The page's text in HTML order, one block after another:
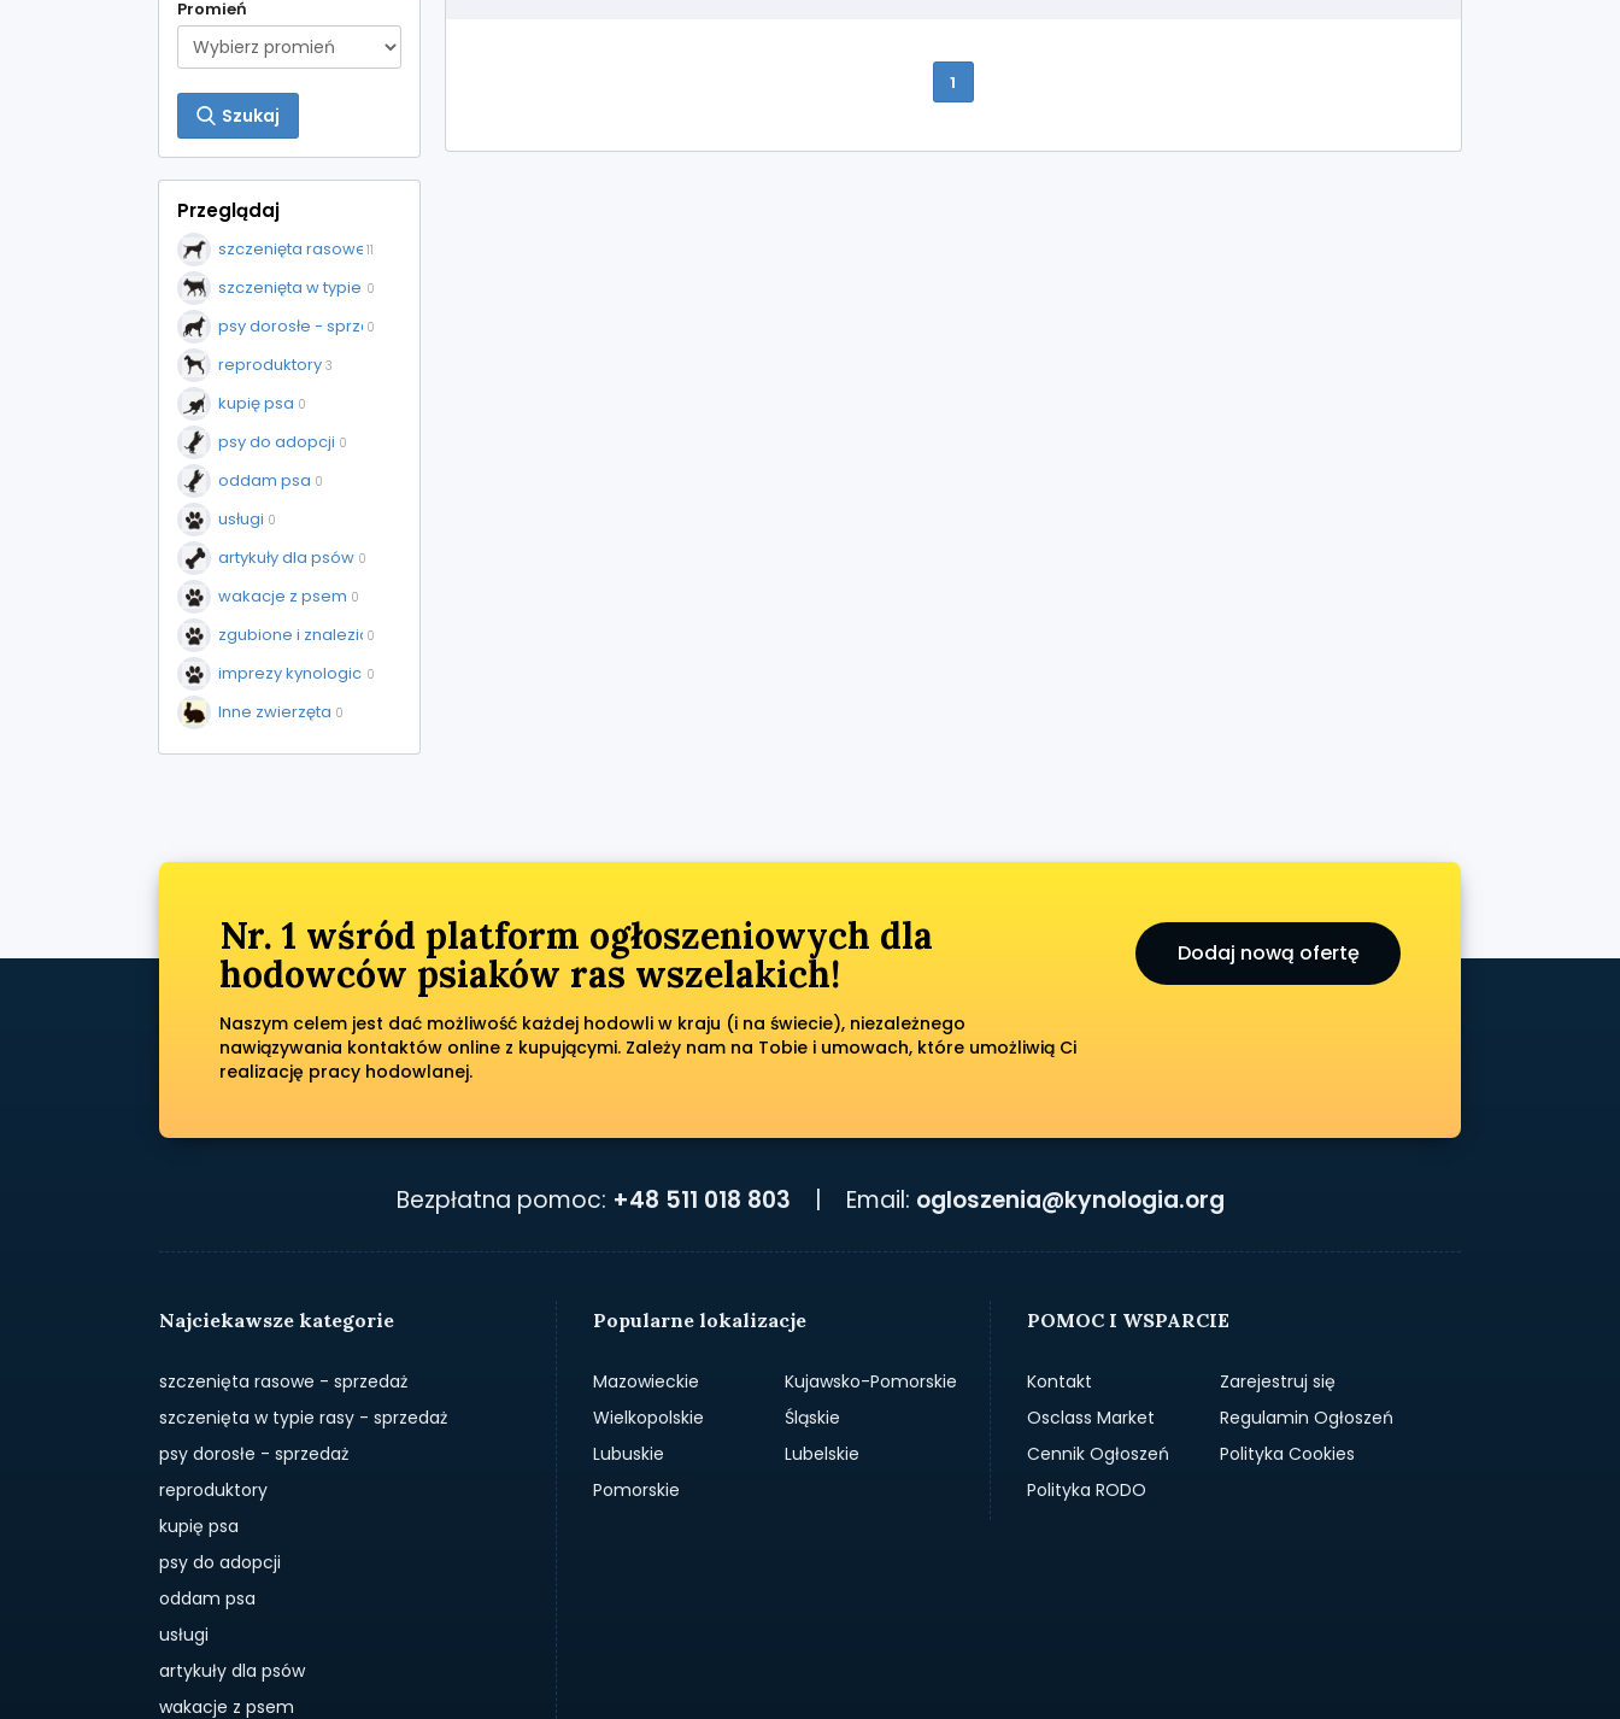
Promień
Szukaj
Przeglądaj
szczenięta rasowe - sprzedaż
11
szczenięta w typie rasy - sprzedaż
0
psy dorosłe - sprzedaż
0
reproduktory 3
kupię psa 0
psy do adopcji 0
oddam psa 0
usługi 0
artykuły dla psów 0
wakacje z psem 0
zgubione i znalezione
0
imprezy kynologiczne
0
Inne zwierzęta 0
1
Nr. 1 wśród platform ogłoszeniowych dla
hodowców psiaków ras wszelakich!
Naszym celem jest dać możliwość każdej hodowli w kraju (i na świecie), niezależnego
nawiązywania kontaktów online z kupującymi. Zależy nam na Tobie i umowach, które umożliwią Ci
realizację pracy hodowlanej.
Dodaj nową ofertę
Bezpłatna pomoc: +48 511 018 803 Email: ogloszenia@kynologia.org
Najciekawsze kategorie
szczenięta rasowe - sprzedaż
szczenięta w typie rasy - sprzedaż
psy dorosłe - sprzedaż
reproduktory
kupię psa
psy do adopcji
oddam psa
usługi
artykuły dla psów
wakacje z psem
Popularne lokalizacje
Mazowieckie
Kujawsko-Pomorskie
Wielkopolskie
Śląskie
Lubuskie
Lubelskie
Pomorskie
POMOC I WSPARCIE
Kontakt
Zarejestruj się
Osclass Market
Regulamin Ogłoszeń
Cennik Ogłoszeń
Polityka Cookies
Polityka RODO